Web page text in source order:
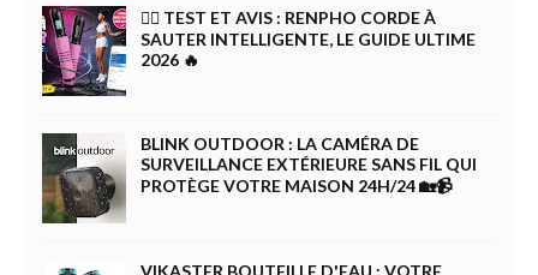
🏋️‍♀️ TEST ET AVIS : RENPHO CORDE À
SAUTER INTELLIGENTE, LE GUIDE ULTIME
2026 🔥
BLINK OUTDOOR : LA CAMÉRA DE
SURVEILLANCE EXTÉRIEURE SANS FIL QUI
PROTÈGE VOTRE MAISON 24H/24 🏡📹
VIKASTER BOUTEILLE D'EAU : VOTRE